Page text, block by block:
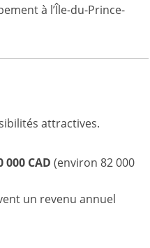
à l’Île-du-Prince-
attractives.
000 CAD (environ 82 000
un revenu annuel